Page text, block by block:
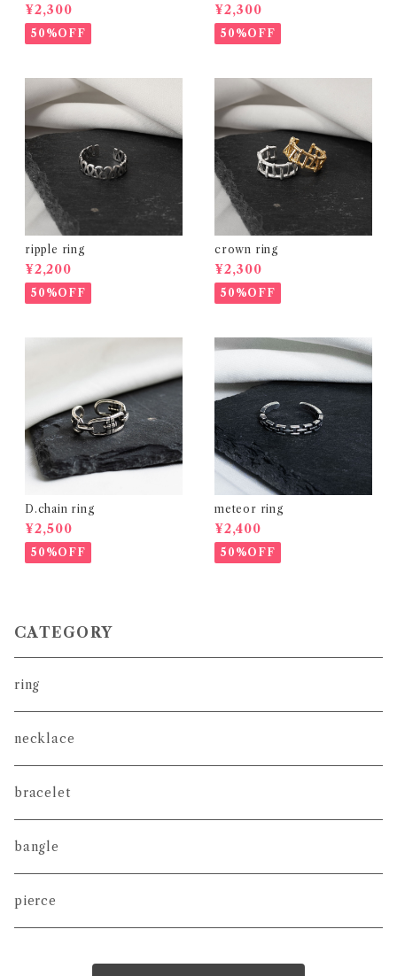
¥2,300
50%OFF
¥2,300
50%OFF
ripple ring
¥2,200
50%OFF
crown ring
¥2,300
50%OFF
D.chain ring
¥2,500
50%OFF
meteor ring
¥2,400
50%OFF
CATEGORY
ring
necklace
bracelet
bangle
pierce